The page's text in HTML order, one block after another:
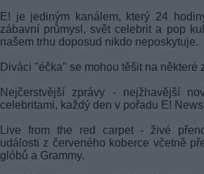
E! je jediným kanálem, který 24
zábavní průmysl, svět celebrit a pop
našem trhu doposud nikdo neposkytuje.
Diváci "éčka" se mohou těšit na některé
Nejčerstvější zprávy - nejžhavější
celebritami, každý den v pořadu E! News
Live from the red carpet - živé
události z červeného koberce včetně
glóbů a Grammy.